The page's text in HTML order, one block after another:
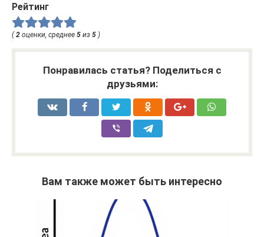
Рейтинг
(2 оценки, среднее 5 из 5 )
Понравилась статья? Поделиться с
друзьями:
Вам также может быть интересно